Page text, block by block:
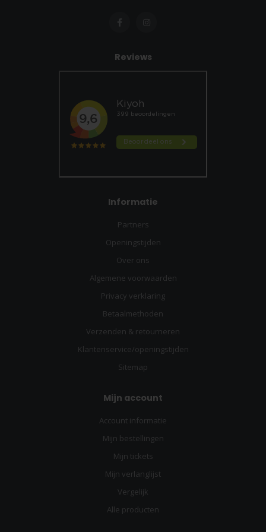
Reviews
Informatie
Partners
Openingstijden
Over ons
Algemene voorwaarden
Privacy verklaring
Betaalmethoden
Verzenden & retourneren
Klantenservice/openingstijden
Sitemap
Mijn account
Account informatie
Mijn bestellingen
Mijn tickets
Mijn verlanglijst
Vergelijk
Alle producten